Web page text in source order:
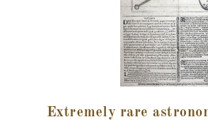
Extremely rare